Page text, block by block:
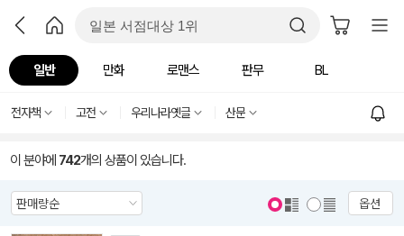
일반 만화 로맨스 판무 BL
전자책 고전 우리나라옛글 산문
이 분야에 742개의 상품이 있습니다.
옵션